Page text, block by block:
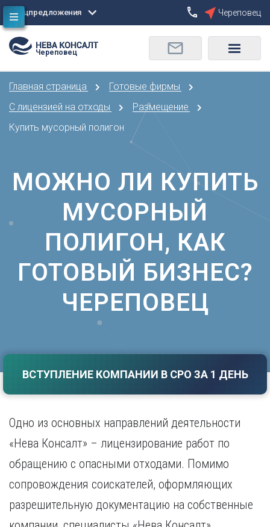
Сбросить
Москва
Санкт-Петербург
Астрахань
Барнаул
Белгород
Брянск
Владивосток
Владикавказ
Владимир
Волгоград
Воронеж
И
Иваново
Ижевск
К
Казань
Калининград
Калуга
Кемерово
Киров
О
Орел
Оренбург
Р
Ростов-на-Дону
Рязань
Самара
Саранск
Саратов
Севастополь
Симферополь
Ставрополь
Т
Тамбов
Тольятти
Тула
Тюмень
У
Улан-Удэ
Ульяновск
Спецпредложения Череповец
Череповец
Главная страница
Готовые фирмы
С лицензией на отходы
Размещение
Купить мусорный полигон
МОЖНО ЛИ КУПИТЬ
МУСОРНЫЙ
ПОЛИГОН, КАК
ГОТОВЫЙ БИЗНЕС?
ЧЕРЕПОВЕЦ
ВСТУПЛЕНИЕ КОМПАНИИ В СРО ЗА 1 ДЕНЬ
Одно из основных направлений деятельности
«Нева Консалт» – лицензирование работ по
обращению с опасными отходами. Помимо
сопровождения соискателей, оформляющих
разрешительную документацию на собственные